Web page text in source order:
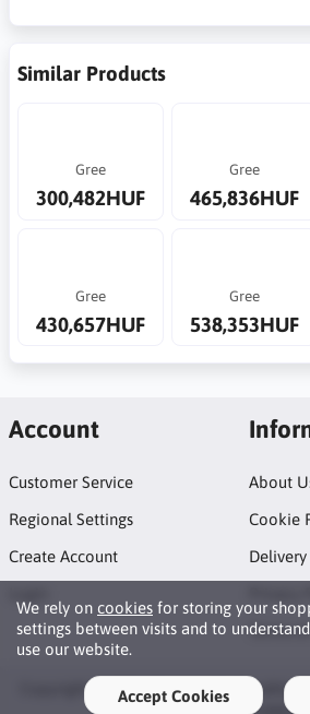
Similar Products
Gree
300,482HUF
Gree
465,836HUF
Gree
430,657HUF
Gree
538,353HUF
We rely on cookies for storing your
settings between visits and to
use our website.
Accept Cookies
Account
Customer Service
Regional Settings
Create Account
About
Cookie
Terms
Copyright © 2026 Oneway Air
Powered by